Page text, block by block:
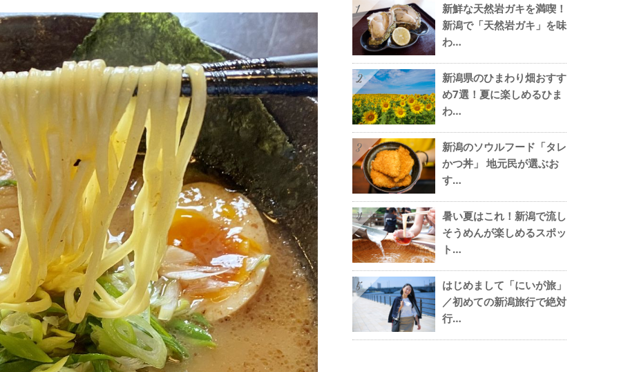
1
新鮮な天然岩ガキを満喫！
新潟で「天然岩ガキ」を味
わ…
2
新潟県のひまわり畑おすす
め7選！夏に楽しめるひま
わ…
3
新潟のソウルフード「タレ
かつ丼」 地元民が選ぶお
す…
4
暑い夏はこれ！新潟で流し
そうめんが楽しめるスポッ
ト…
5
はじめまして「にいが旅」
／初めての新潟旅行で絶対
行…